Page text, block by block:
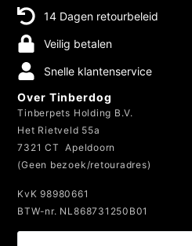
14 Dagen retourbeleid
Veilig betalen
Snelle klantenservice
Over Tinberdog
Tinberpets Holding B.V.
Het Rietveld 55a
7321 CT Apeldoorn
(Geen bezoek/retouradres)
KvK 98980661
BTW-nr. NL868731250B01